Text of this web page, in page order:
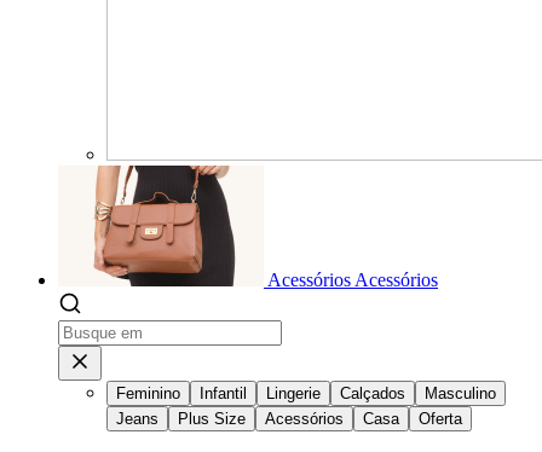
Acessórios Acessórios
Feminino Infantil Lingerie Calçados
Masculino
Jeans
Plus Size Acessórios Casa Oferta